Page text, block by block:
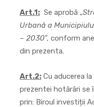
Art.1: Se aprobă „
Urbană a
– 2030”, conform
din prezenta.
Art.2: Cu aducerea
prezentei hotărâri se
prin: Biroul investiții